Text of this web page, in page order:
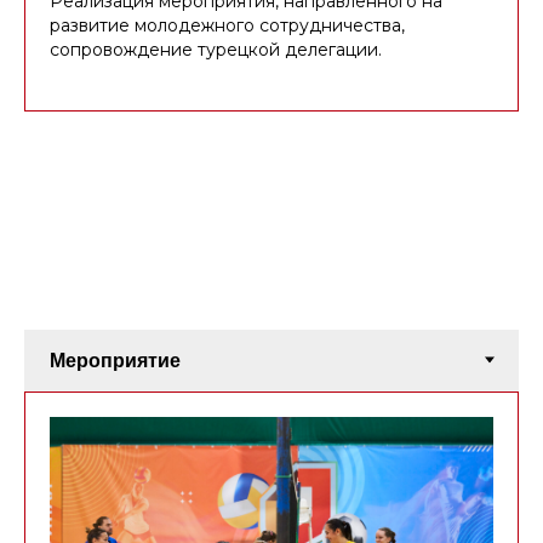
развитие молодежного сотрудничества,
сопровождение турецкой делегации.